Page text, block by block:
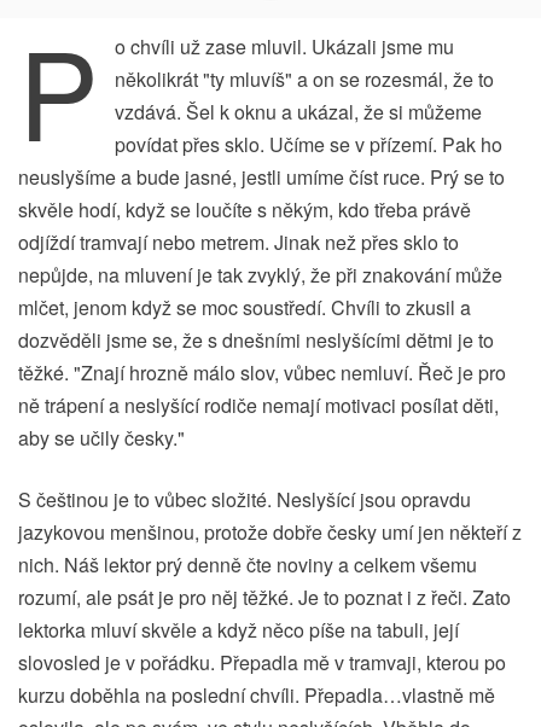
P
o chvíli už zase mluvil. Ukázali jsme mu
několikrát "ty mluvíš" a on se rozesmál, že to
vzdává. Šel k oknu a ukázal, že si můžeme
povídat přes sklo. Učíme se v přízemí. Pak ho
neuslyšíme a bude jasné, jestli umíme číst ruce. Prý se to
skvěle hodí, když se loučíte s někým, kdo třeba právě
odjíždí tramvají nebo metrem. Jinak než přes sklo to
nepůjde, na mluvení je tak zvyklý, že při znakování může
mlčet, jenom když se moc soustředí. Chvíli to zkusil a
dozvěděli jsme se, že s dnešními neslyšícími dětmi je to
těžké. "Znají hrozně málo slov, vůbec nemluví. Řeč je pro
ně trápení a neslyšící rodiče nemají motivaci posílat děti,
aby se učily česky."
S češtinou je to vůbec složité. Neslyšící jsou opravdu
jazykovou menšinou, protože dobře česky umí jen někteří z
nich. Náš lektor prý denně čte noviny a celkem všemu
rozumí, ale psát je pro něj těžké. Je to poznat i z řeči. Zato
lektorka mluví skvěle a když něco píše na tabuli, její
slovosled je v pořádku. Přepadla mě v tramvaji, kterou po
kurzu doběhla na poslední chvíli. Přepadla…vlastně mě